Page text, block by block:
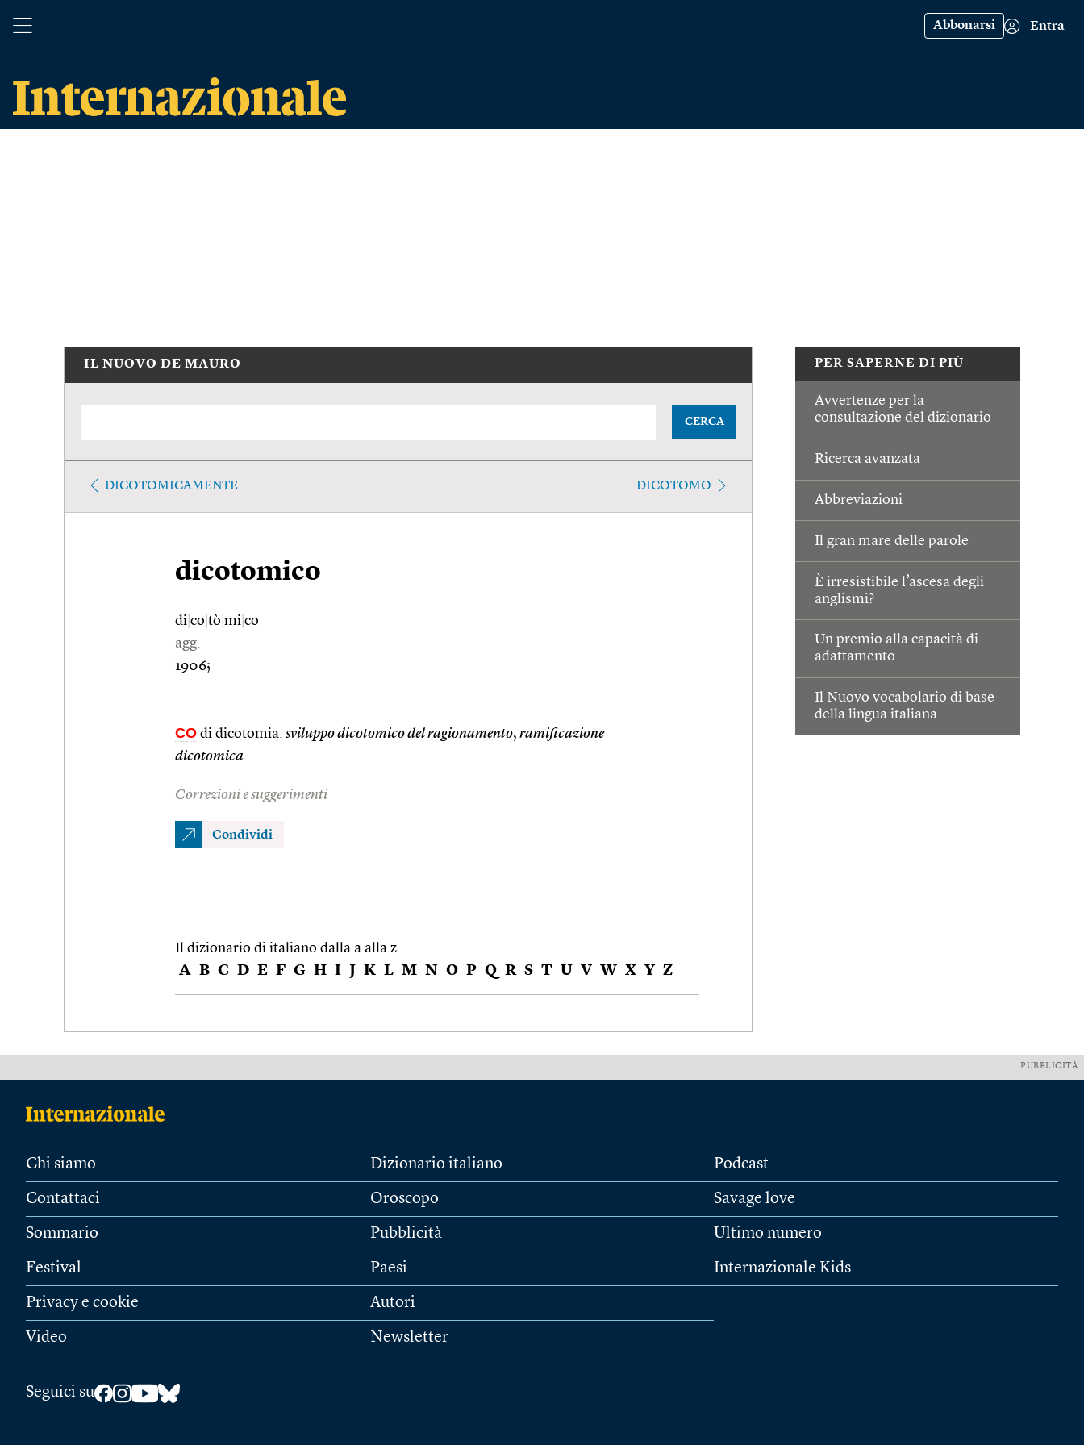
Abbonarsi Entra
PER SAPERNE DI PIÙ
Avvertenze per la
consultazione del dizionario
Ricerca avanzata
Abbreviazioni
Il gran mare delle parole
È irresistibile l’ascesa degli
anglismi?
Un premio alla capacità di
adattamento
Il Nuovo vocabolario di base
della lingua italiana
IL NUOVO DE MAURO
CERCA
DICOTOMICAMENTE DICOTOMO
dicotomico
di co tò mi co
agg.
1906;
CO di dicotomia: sviluppo dicotomico del ragionamento, ramificazione
dicotomica
Correzioni e suggerimenti
Condividi
Il dizionario di italiano dalla a alla z
A B C D E F G H I J K L M N O P Q R S T U V W X Y Z
PUBBLICITÀ
Chi siamo
Contattaci
Sommario
Festival
Privacy e cookie
Video
Dizionario italiano
Oroscopo
Pubblicità
Paesi
Autori
Newsletter
Podcast
Savage love
Ultimo numero
Internazionale Kids
Seguici su